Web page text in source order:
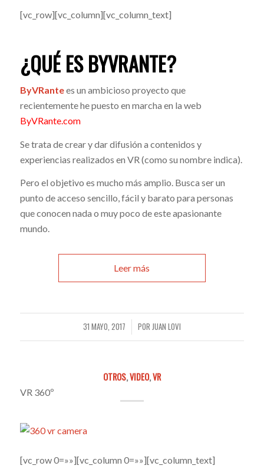
[vc_row][vc_column][vc_column_text]
¿QUÉ ES BYVRANTE?
ByVRantees un ambicioso proyecto que
recientemente he puesto en marcha en la web
ByVRante.com
Se trata de crear y dar difusión a contenidos y
experiencias realizados en VR (como su nombre indica).
Pero el objetivo es mucho más amplio. Busca ser un
punto de acceso sencillo, fácil y barato para personas
que conocen nada o muy poco de este apasionante
mundo.
Leer más
31 MAYO, 2017
/ POR JUAN LOVI
OTROS,VIDEO,VR
VR 360º
[vc_row 0=»»][vc_column 0=»»][vc_column_text]